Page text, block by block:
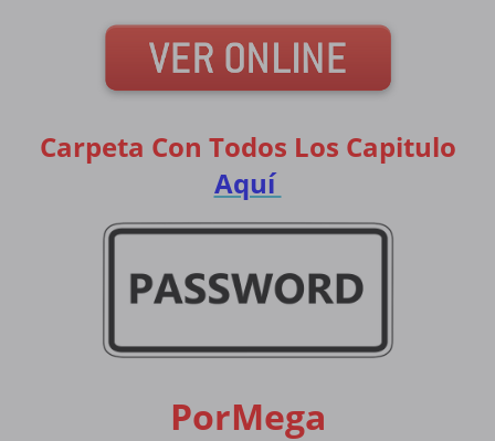
Carpeta Con Todos Los Capitulo
Aquí
PorMega